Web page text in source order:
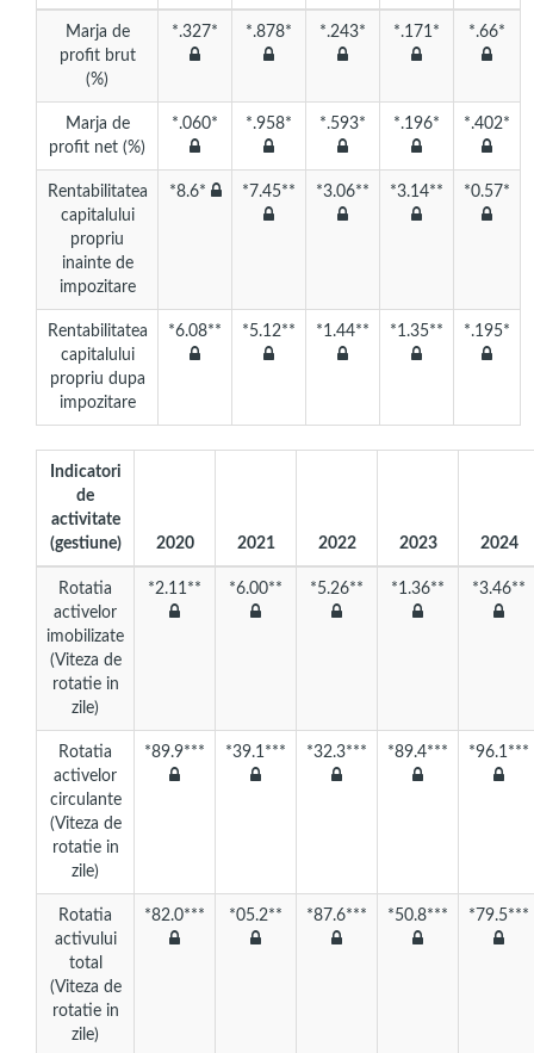
Marja de
profit brut
(%)
*.327* *.878* *.243* *.171* *.66*
Marja de
profit net (%)
*.060* *.958* *.593* *.196* *.402*
Rentabilitatea
capitalului
propriu
inainte de
impozitare
*8.6* *7.45** *3.06** *3.14** *0.57*
Rentabilitatea
capitalului
propriu dupa
impozitare
*6.08** *5.12** *1.44** *1.35** *.195*
Indicatori
de
activitate
(gestiune)
2020 2021 2022 2023 2024
Rotatia
activelor
imobilizate
(Viteza de
rotatie in
zile)
*2.11** *6.00** *5.26** *1.36** *3.46**
Rotatia
activelor
circulante
(Viteza de
rotatie in
zile)
*89.9*** *39.1*** *32.3*** *89.4*** *96.1***
Rotatia
activului
total
(Viteza de
rotatie in
zile)
*82.0*** *05.2** *87.6*** *50.8*** *79.5***